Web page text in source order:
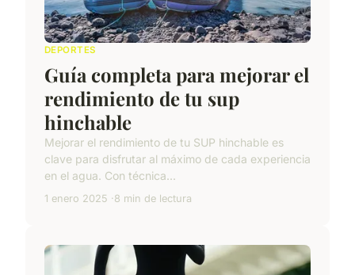
DEPORTES
Guía completa para mejorar el
rendimiento de tu sup
hinchable
Mejorar el rendimiento de tu SUP hinchable es
clave para disfrutar al máximo de cada experiencia
en el agua. Con técnica...
1 enero 2025 8 min de lectura